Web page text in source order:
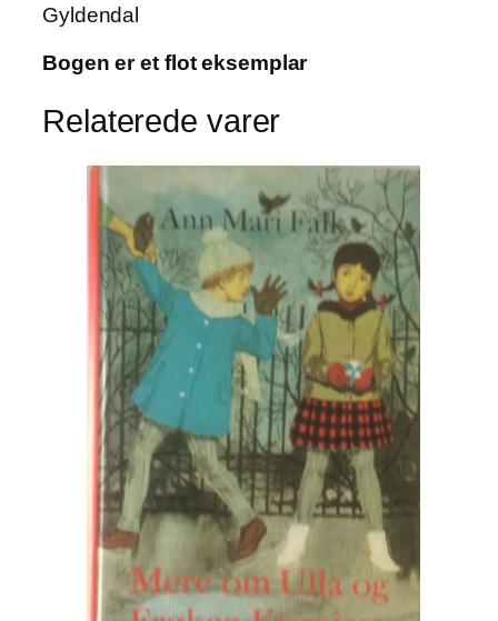
Gyldendal
Bogen er et flot eksemplar
Relaterede varer